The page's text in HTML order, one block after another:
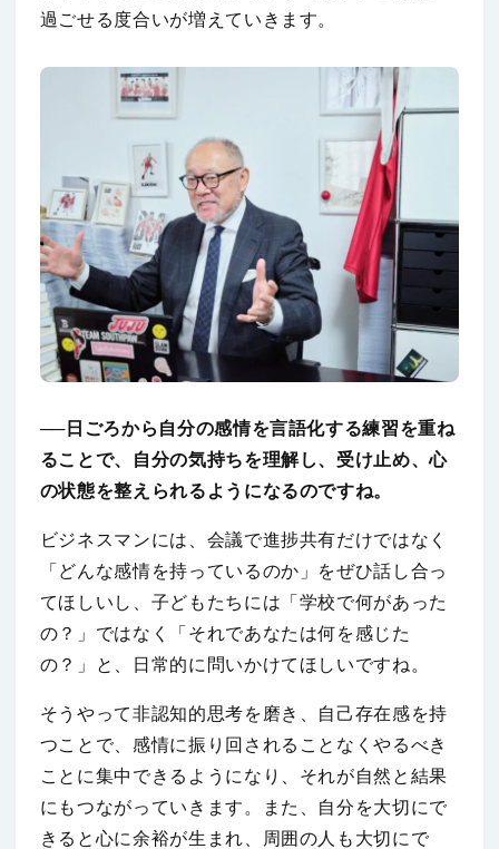
過ごせる度合いが増えていきます。
──日ごろから自分の感情を言語化する練習を重ね
ることで、自分の気持ちを理解し、受け止め、心
の状態を整えられるようになるのですね。
ビジネスマンには、会議で進捗共有だけではなく
「どんな感情を持っているのか」をぜひ話し合っ
てほしいし、子どもたちには「学校で何があった
の？」ではなく「それであなたは何を感じた
の？」と、日常的に問いかけてほしいですね。
そうやって非認知的思考を磨き、自己存在感を持
つことで、感情に振り回されることなくやるべき
ことに集中できるようになり、それが自然と結果
にもつながっていきます。また、自分を大切にで
きると心に余裕が生まれ、周囲の人も大切にで